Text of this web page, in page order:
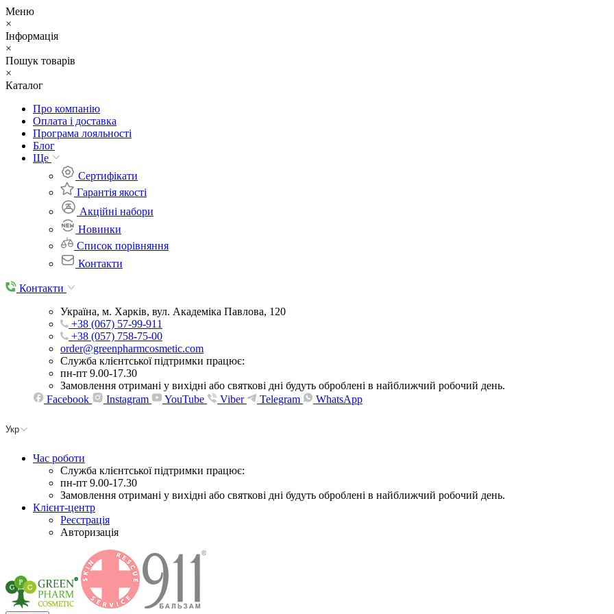
Меню
×
Інформація
×
Пошук товарів
×
Каталог
Про компанію
Оплата і доставка
Програма лояльності
Блог
Ще
Cертифікати
Гарантія якості
Акційні набори
Новинки
Список порівняння
Контакти
Контакти
Україна, м. Харків, вул. Академіка Павлова, 120
+38 (067) 57-99-911
+38 (057) 758-75-00
order@greenpharmcosmetic.com
Служба клієнтської підтримки працює:
пн-пт 9.00-17.30
Замовлення отримані у вихідні або святкові дні будуть оброблені в найближчий робочий день.
Facebook
Instagram YouTube Viber Telegram WhatsApp
Укр
Час роботи
Служба клієнтської підтримки працює:
пн-пт 9.00-17.30
Замовлення отримані у вихідні або святкові дні будуть оброблені в найближчий робочий день.
Клієнт-центр
Реєстрація
Авторизація